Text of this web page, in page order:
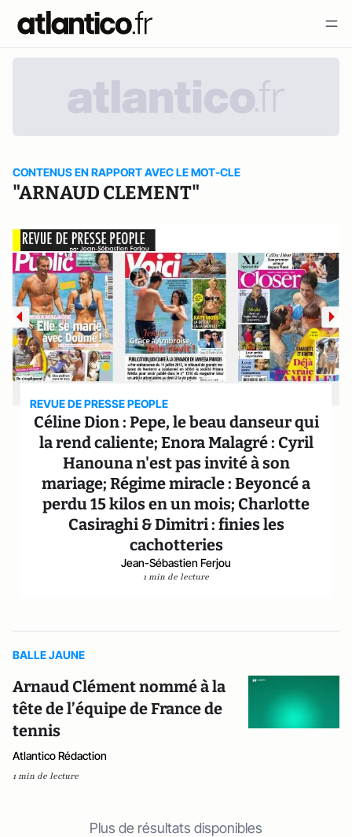
CONTENUS EN RAPPORT AVEC LE MOT-CLE
"ARNAUD CLEMENT"
REVUE DE PRESSE PEOPLE
Céline Dion : Pepe, le beau danseur qui
la rend caliente; Enora Malagré : Cyril
Hanouna n'est pas invité à son
mariage; Régime miracle : Beyoncé a
perdu 15 kilos en un mois; Charlotte
Casiraghi & Dimitri : finies les
cachotteries
Jean-Sébastien Ferjou
1 min de lecture
BALLE JAUNE
Arnaud Clément nommé à la
tête de l’équipe de France de
tennis
Atlantico Rédaction
1 min de lecture
Plus de résultats disponibles